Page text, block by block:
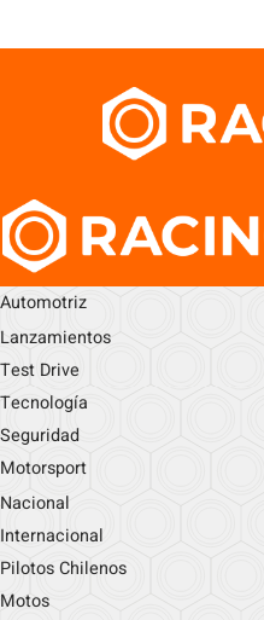
Automotriz
Lanzamientos
Test Drive
Tecnología
Seguridad
Motorsport
Nacional
Internacional
Pilotos Chilenos
Motos